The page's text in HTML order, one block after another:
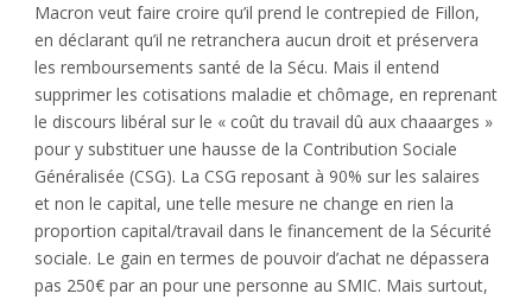
Macron veut faire croire qu’il prend le contrepied de Fillon,
en déclarant qu’il ne retranchera aucun droit et préservera
les remboursements santé de la Sécu. Mais il entend
supprimer les cotisations maladie et chômage, en reprenant
le discours libéral sur le « coût du travail dû aux chaaarges »
pour y substituer une hausse de la Contribution Sociale
Généralisée (CSG). La CSG reposant à 90% sur les salaires
et non le capital, une telle mesure ne change en rien la
proportion capital/travail dans le financement de la Sécurité
sociale. Le gain en termes de pouvoir d’achat ne dépassera
pas 250€ par an pour une personne au SMIC. Mais surtout,